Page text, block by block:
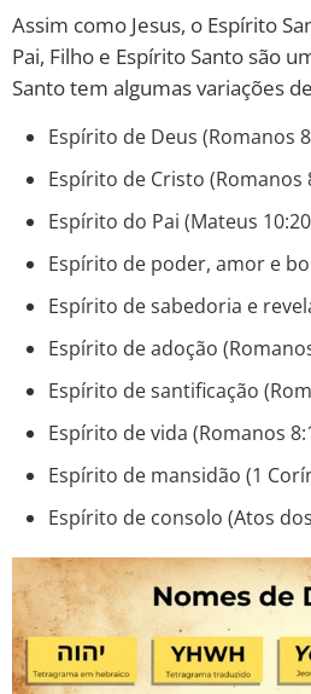
Assim como Jesus, o Espírito
Pai, Filho e Espírito Santo são
Santo tem algumas variações
Espírito de Deus (Romanos
Espírito de Cristo (Romanos
Espírito do Pai (Mateus
Espírito de poder, amor e
Espírito de sabedoria e
Espírito de adoção
Espírito de santificação
Espírito de vida (Romanos
Espírito de mansidão (1
Espírito de consolo (Atos